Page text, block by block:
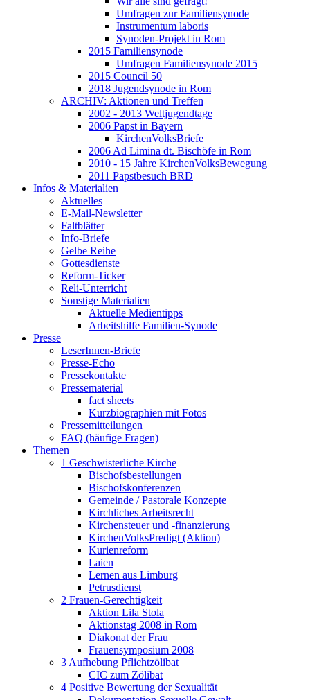
Umfragen zur Familiensynode
Instrumentum laboris
Synoden-Projekt in Rom
2015 Familiensynode
Umfragen Familiensynode 2015
2015 Council 50
2018 Jugendsynode in Rom
ARCHIV: Aktionen und Treffen
2002 - 2013 Weltjugendtage
2006 Papst in Bayern
KirchenVolksBriefe
2006 Ad Limina dt. Bischöfe in Rom
2010 - 15 Jahre KirchenVolksBewegung
2011 Papstbesuch BRD
Infos & Materialien
Aktuelles
E-Mail-Newsletter
Faltblätter
Info-Briefe
Gelbe Reihe
Gottesdienste
Reform-Ticker
Reli-Unterricht
Sonstige Materialien
Aktuelle Medientipps
Arbeitshilfe Familien-Synode
Presse
LeserInnen-Briefe
Presse-Echo
Pressekontakte
Pressematerial
fact sheets
Kurzbiographien mit Fotos
Pressemitteilungen
FAQ (häufige Fragen)
Themen
1 Geschwisterliche Kirche
Bischofsbestellungen
Bischofskonferenzen
Gemeinde / Pastorale Konzepte
Kirchliches Arbeitsrecht
Kirchensteuer und -finanzierung
KirchenVolksPredigt (Aktion)
Kurienreform
Laien
Lernen aus Limburg
Petrusdienst
2 Frauen-Gerechtigkeit
Aktion Lila Stola
Aktionstag 2008 in Rom
Diakonat der Frau
Frauensymposium 2008
3 Aufhebung Pflichtzölibat
CIC zum Zölibat
4 Positive Bewertung der Sexualität